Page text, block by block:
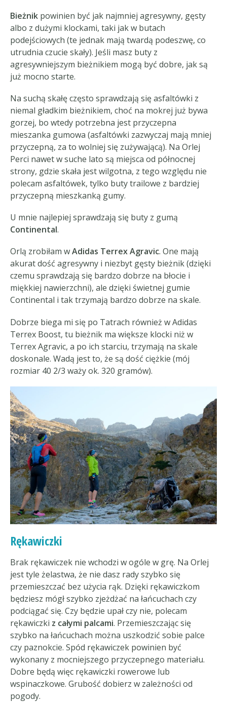
Bieżnik powinien być jak najmniej agresywny, gęsty
albo z dużymi klockami, taki jak w butach
podejściowych (te jednak mają twardą podeszwę, co
utrudnia czucie skały). Jeśli masz buty z
agresywniejszym bieżnikiem mogą być dobre, jak są
już mocno starte.
Na suchą skałę często sprawdzają się asfaltówki z
niemal gładkim bieżnikiem, choć na mokrej już bywa
gorzej, bo wtedy potrzebna jest przyczepna
mieszanka gumowa (asfaltówki zazwyczaj mają mniej
przyczepną, za to wolniej się zużywającą). Na Orlej
Perci nawet w suche lato są miejsca od północnej
strony, gdzie skała jest wilgotna, z tego względu nie
polecam asfaltówek, tylko buty trailowe z bardziej
przyczepną mieszkanką gumy.
U mnie najlepiej sprawdzają się buty z gumą
Continental.
Orlą zrobiłam wAdidas Terrex Agravic. One mają
akurat dość agresywny i niezbyt gęsty bieżnik (dzięki
czemu sprawdzają się bardzo dobrze na błocie i
miękkiej nawierzchni), ale dzięki świetnej gumie
Continental i tak trzymają bardzo dobrze na skale.
Dobrze biega mi się po Tatrach również w Adidas
Terrex Boost, tu bieżnik ma większe klocki niż w
Terrex Agravic, a po ich starciu, trzymają na skale
doskonale. Wadą jest to, że są dość ciężkie (mój
rozmiar 40 2/3 waży ok. 320 gramów).
Rękawiczki
Brak rękawiczek nie wchodzi w ogóle w grę. Na Orlej
jest tyle żelastwa, że nie dasz rady szybko się
przemieszczać bez użycia rąk. Dzięki rękawiczkom
będziesz mógł szybko zjeżdżać na łańcuchach czy
podciągać się. Czy będzie upał czy nie, polecam
rękawiczki z całymi palcami. Przemieszczając się
szybko na łańcuchach można uszkodzić sobie palce
czy paznokcie. Spód rękawiczek powinien być
wykonany z mocniejszego przyczepnego materiału.
Dobre będą więc rękawiczki rowerowe lub
wspinaczkowe. Grubość dobierz w zależności od
pogody.